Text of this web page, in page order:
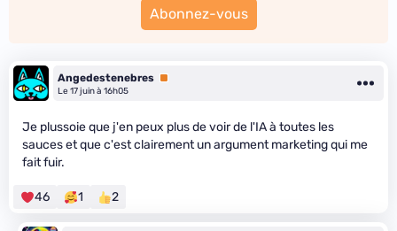
Abonnez-vous
Angedestenebres Premium
Le 17 juin à 16h05
Je plussoie que j'en peux plus de voir de l'IA à toutes les
sauces et que c'est clairement un argument marketing qui me
fait fuir.
46 1 2